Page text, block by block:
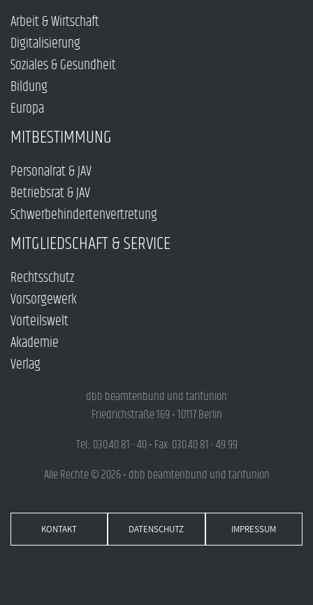
Arbeit & Wirtschaft
Digitalisierung
Soziales & Gesundheit
Bildung
Europa
MITBESTIMMUNG
Personalrat & JAV
Betriebsrat & JAV
Schwerbehindertenvertretung
MITGLIEDSCHAFT & SERVICE
Rechtsschutz
Vorsorgewerk
Vorteilswelt
Akademie
Verlag
dbb beamtenbund und tarifunion
Friedrichstraße 169 • 10117 Berlin
Tel.: 030.40 81 - 40 • Fax: 030.40 81 - 49 99
Alle Rechte © 2026 • dbb beamtenbund und tarifunion
KONTAKT DATENSCHUTZ IMPRESSUM